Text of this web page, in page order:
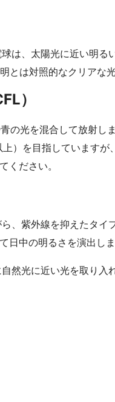
は、太陽光に近い明る
は対照的なクリアな光
）
の光を混合して放射し
）を目指しています
ください。
、紫外線を抑えたタイ
日中の明るさを演出しま
然光に近い光を取り入